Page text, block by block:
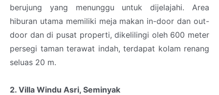
berujung yang menunggu untuk dijelajahi. Area
hiburan utama memiliki meja makan in-door dan out-
door dan di pusat properti, dikelilingi oleh 600 meter
persegi taman terawat indah, terdapat kolam renang
seluas 20 m.
2. Villa Windu Asri, Seminyak